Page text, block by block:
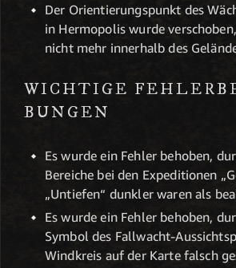
Der Orientierungspunkt des
in Hermopolis wurde
nicht mehr innerhalb des
WICHTIGE
BUNGEN
Es wurde ein Fehler behoben,
Bereiche bei den Expeditionen
„Untiefen“ dunkler waren als
Es wurde ein Fehler behoben,
Symbol des Fallwacht-
Windkreis auf der Karte falsch